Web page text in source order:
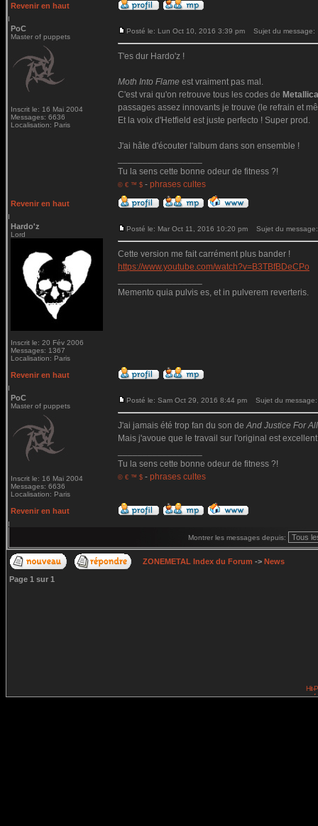
Revenir en haut
PoC
Master of puppets
Inscrit le: 16 Mai 2004
Messages: 6636
Localisation: Paris
Posté le: Lun Oct 10, 2016 3:39 pm Sujet du message:
T'es dur Hardo'z !
Moth Into Flame est vraiment pas mal.
C'est vrai qu'on retrouve tous les codes de Metallica
passages assez innovants je trouve (le refrain et
Et la voix d'Hetfield est juste perfecto ! Super prod.
J'ai hâte d'écouter l'album dans son ensemble !
Tu la sens cette bonne odeur de fitness ?!
© € ™ $ - phrases cultes
Revenir en haut
Hardo'z
Lord
Inscrit le: 20 Fév 2006
Messages: 1367
Localisation: Paris
Posté le: Mar Oct 11, 2016 10:20 pm Sujet du message:
Cette version me fait carrément plus bander !
https://www.youtube.com/watch?v=B3TBfBDeCPo
Memento quia pulvis es, et in pulverem reverteris.
Revenir en haut
PoC
Master of puppets
Inscrit le: 16 Mai 2004
Messages: 6636
Localisation: Paris
Posté le: Sam Oct 29, 2016 8:44 pm Sujet du message:
J'ai jamais été trop fan du son deAnd Justice For
Mais j'avoue que le travail sur l'original est
Tu la sens cette bonne odeur de fitness ?!
© € ™ $ - phrases cultes
Revenir en haut
Montrer les messages depuis:
ZONEMETAL Index du Forum -> News
Page 1 sur 1